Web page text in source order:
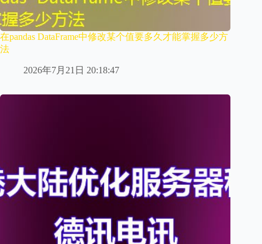
在pandas DataFrame中修改某个值要多久才能掌握多少方
法
2026年7月21日 20:18:47